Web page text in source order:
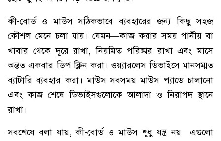
কী-বোর্ড ও মাউস সঠিকভাবে ব্যবহারের জন্য কিছু সহজ
কৌশল মেনে চলা যায়। যেমন—কাজ করার সময় পানীয় বা
খাবার থেকে দূরে রাখা, নিয়মিত পরিষ্কার রাখা এবং মাসে
অন্তত একবার ডিপ ক্লিন করা। ওয়্যারলেস ডিভাইসে মানসম্মত
ব্যাটারি ব্যবহার করা। মাউস সবসময় মাউস প্যাডে চালানো
এবং কাজ শেষে ডিভাইসগুলোকে আলাদা ও নিরাপদ স্থানে
রাখা।
সবশেষে বলা যায়, কী-বোর্ড ও মাউস শুধু যন্ত্র নয়—এগুলো